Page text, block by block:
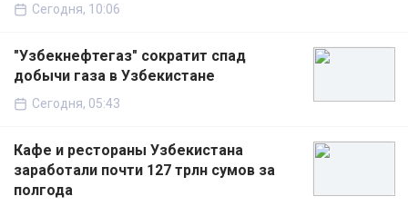
Сегодня, 10:06
"Узбекнефтегаз" сократит спад
добычи газа в Узбекистане
Сегодня, 05:43
Кафе и рестораны Узбекистана
заработали почти 127 трлн сумов за
полгода